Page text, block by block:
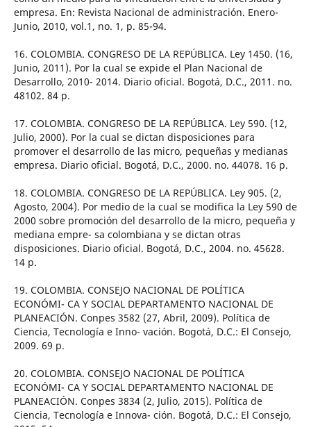
empresa. En: Revista Nacional de administración. Enero-
Junio, 2010, vol.1, no. 1, p. 85-94.
16. COLOMBIA. CONGRESO DE LA REPÚBLICA. Ley 1450. (16,
Junio, 2011). Por la cual se expide el Plan Nacional de
Desarrollo, 2010- 2014. Diario oficial. Bogotá, D.C., 2011. no.
48102. 84 p.
17. COLOMBIA. CONGRESO DE LA REPÚBLICA. Ley 590. (12,
Julio, 2000). Por la cual se dictan disposiciones para
promover el desarrollo de las micro, pequeñas y medianas
empresa. Diario oficial. Bogotá, D.C., 2000. no. 44078. 16 p.
18. COLOMBIA. CONGRESO DE LA REPÚBLICA. Ley 905. (2,
Agosto, 2004). Por medio de la cual se modifica la Ley 590 de
2000 sobre promoción del desarrollo de la micro, pequeña y
mediana empre- sa colombiana y se dictan otras
disposiciones. Diario oficial. Bogotá, D.C., 2004. no. 45628.
14 p.
19. COLOMBIA. CONSEJO NACIONAL DE POLÍTICA
ECONÓMI- CA Y SOCIAL DEPARTAMENTO NACIONAL DE
PLANEACIÓN. Conpes 3582 (27, Abril, 2009). Política de
Ciencia, Tecnología e Inno- vación. Bogotá, D.C.: El Consejo,
2009. 69 p.
20. COLOMBIA. CONSEJO NACIONAL DE POLÍTICA
ECONÓMI- CA Y SOCIAL DEPARTAMENTO NACIONAL DE
PLANEACIÓN. Conpes 3834 (2, Julio, 2015). Política de
Ciencia, Tecnología e Innova- ción. Bogotá, D.C.: El Consejo,